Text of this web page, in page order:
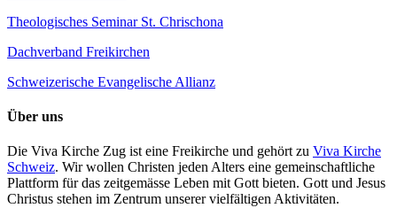
Theologisches Seminar St. Chrischona
Dachverband Freikirchen
Schweizerische Evangelische Allianz
Über uns
Die Viva Kirche Zug ist eine Freikirche und gehört zu Viva Kirche
Schweiz. Wir wollen Christen jeden Alters eine gemeinschaftliche
Plattform für das zeitgemässe Leben mit Gott bieten. Gott und Jesus
Christus stehen im Zentrum unserer vielfältigen Aktivitäten.